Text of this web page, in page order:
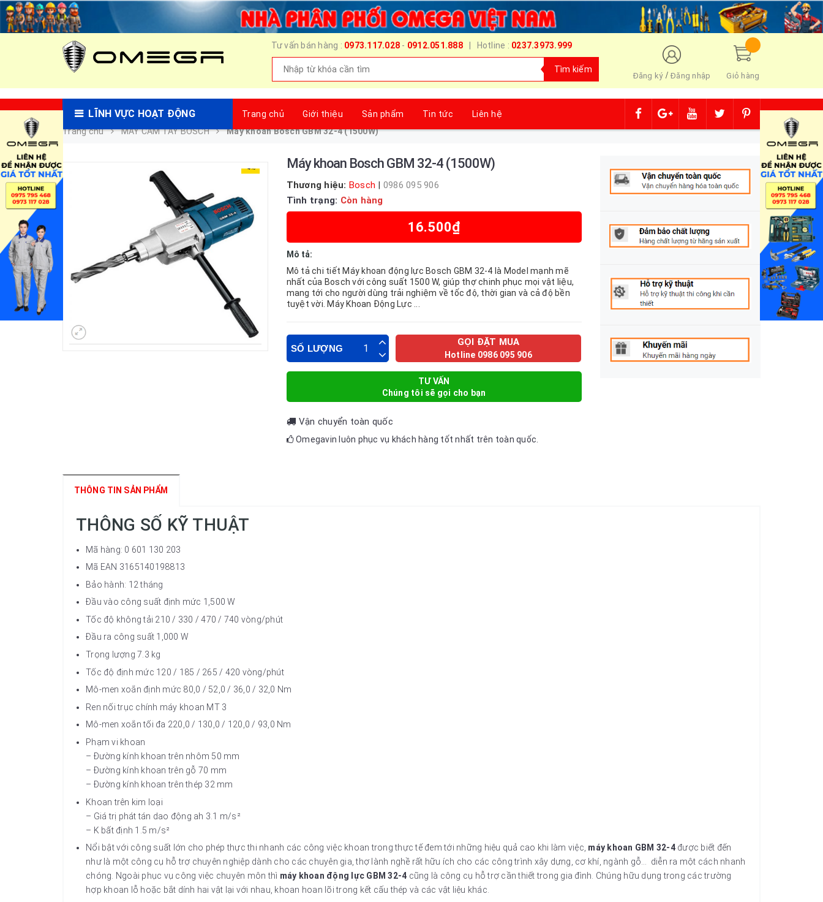
Tư vấn bán hàng : 0973.117.028 - 0912.051.888| Hotline : 0237.3973.999
Tìm kiếm
Đăng ký/Đăng nhập Giỏ hàng
LĨNH VỰC HOẠT ĐỘNG Trang chủ Giới thiệu Sản phẩm Tin tức
Liên hệ
Trang chủ
MÁY CẦM TAY BOSCH Máy khoan Bosch GBM 32-4 (1500W)
Máy khoan Bosch GBM 32-4 (1500W)
Thương hiệu: Bosch | 0986 095 906
Tình trạng: Còn hàng
16.500₫
Mô tả:
Mô tả chi tiết Máy khoan động lực Bosch GBM 32-4 là Model mạnh mẽ
nhất của Bosch với công suất 1500 W, giúp thợ chinh phục mọi vật liệu,
mang tới cho người dùng trải nghiệm về tốc độ, thời gian và cả độ bền
tuyệt vời. Máy Khoan Động Lực ...
SỐ LƯỢNG
GỌI ĐẶT MUA
Hotline 0986 095 906
TƯ VẤN
Chúng tôi sẽ gọi cho bạn
Vận chuyển toàn quốc
Omegavin luôn phục vụ khách hàng tốt nhất trên toàn quốc.
THÔNG TIN SẢN PHẨM
THÔNG SỐ KỸ THUẬT
Mã hàng: 0 601 130 203
Mã EAN 3165140198813
Bảo hành: 12 tháng
Đầu vào công suất định mức 1,500 W
Tốc độ không tải 210 / 330 / 470 / 740 vòng/phút
Đầu ra công suất 1,000 W
Trọng lượng 7.3 kg
Tốc độ định mức 120 / 185 / 265 / 420 vòng/phút
Mô-men xoắn định mức 80,0 / 52,0 / 36,0 / 32,0 Nm
Ren nối trục chính máy khoan MT 3
Mô-men xoắn tối đa 220,0 / 130,0 / 120,0 / 93,0 Nm
Phạm vi khoan
– Đường kính khoan trên nhôm 50 mm
– Đường kính khoan trên gỗ 70 mm
– Đường kính khoan trên thép 32 mm
Khoan trên kim loại
– Giá trị phát tán dao động ah 3.1 m/s²
– K bất định 1.5 m/s²
Nổi bật với công suất lớn cho phép thực thi nhanh các công việc khoan trong thực tế đem tới những hiệu quả cao khi làm việc, máy khoan GBM 32-4được biết đến
như là một công cụ hỗ trợ chuyên nghiệp dành cho các chuyên gia, thợ lành nghề rất hữu ích cho các công trình xây dựng, cơ khí, ngành gỗ… diễn ra một cách nhanh
chóng. Ngoài phục vụ công việc chuyên môn thì máy khoan động lực GBM 32-4 cũng là công cụ hỗ trợ cần thiết trong gia đình. Chúng hữu dụng trong các trường
hợp khoan lỗ hoặc bắt dính hai vật lại với nhau, khoan hoan lõi trong kết cấu thép và các vật liệu khác.